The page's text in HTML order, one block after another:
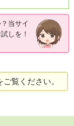
当サイ
しを！
覧ください。